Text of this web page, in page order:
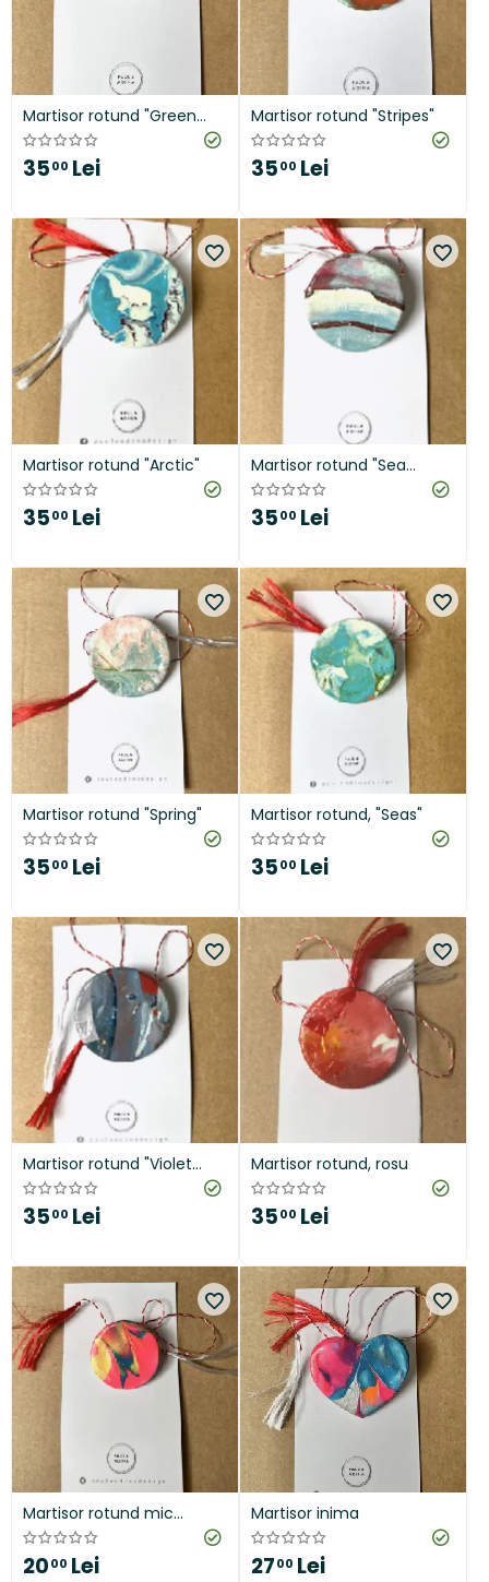
Martisor rotund "Green
Apple"
3500 Lei
Martisor rotund "Stripes"
3500 Lei
Martisor rotund "Arctic"
3500 Lei
Martisor rotund "Sea
Waves"
3500 Lei
Martisor rotund "Spring"
3500 Lei
Martisor rotund, "Seas"
3500 Lei
Martisor rotund "Violet
Vibes"
3500 Lei
Martisor rotund, rosu
3500 Lei
Martisor rotund mic
"Golden"
2000 Lei
Martisor inima
2700 Lei